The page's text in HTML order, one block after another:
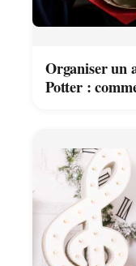
Organiser un
Potter :